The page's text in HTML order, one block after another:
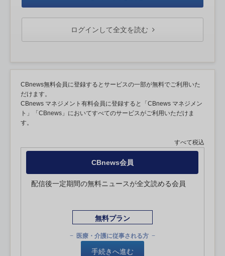
ログインして全文を読む
CBnews無料会員に登録するとサービスの一部が無料でご利用いた
だけます。
CBnews マネジメント有料会員に登録すると「CBnews マネジメン
ト」「CBnews」においてすべてのサービスがご利用いただけま
す。
すべて税込
CBnews会員
配信後一定期間の無料ニュースが全文読める会員
無料プラン
医療・介護に従事される方
手続きへ進む